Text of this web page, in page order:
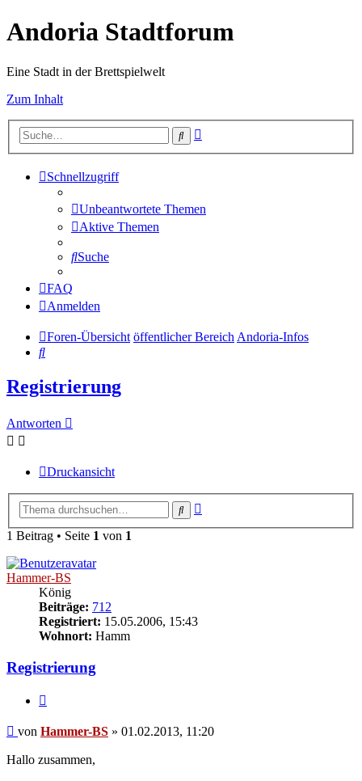
Andoria Stadtforum
Eine Stadt in der Brettspielwelt
Zum Inhalt
Suche
Schnellzugriff
Unbeantwortete Themen
Aktive Themen
Suche
FAQ
Anmelden
Foren-Übersicht öffentlicher BereichAndoria-Infos
Suche
Registrierung
Antworten
Druckansicht
Suche
1 Beitrag • Seite 1 von 1
Hammer-BS
König
Beiträge: 712
Registriert: 15.05.2006, 15:43
Wohnort: Hamm
Registrierung
Beitrag
von Hammer-BS » 01.02.2013, 11:20
Hallo zusammen,